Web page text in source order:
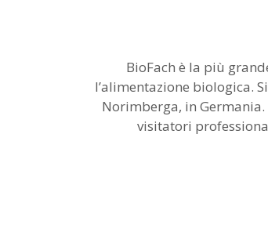
BioFach è la più
l’alimentazione biologica.
Norimberga, in
visitatori